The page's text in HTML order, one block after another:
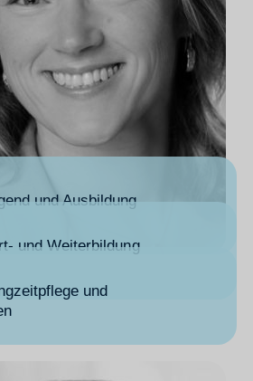
und Ausbildung
und Weiterbildung
und